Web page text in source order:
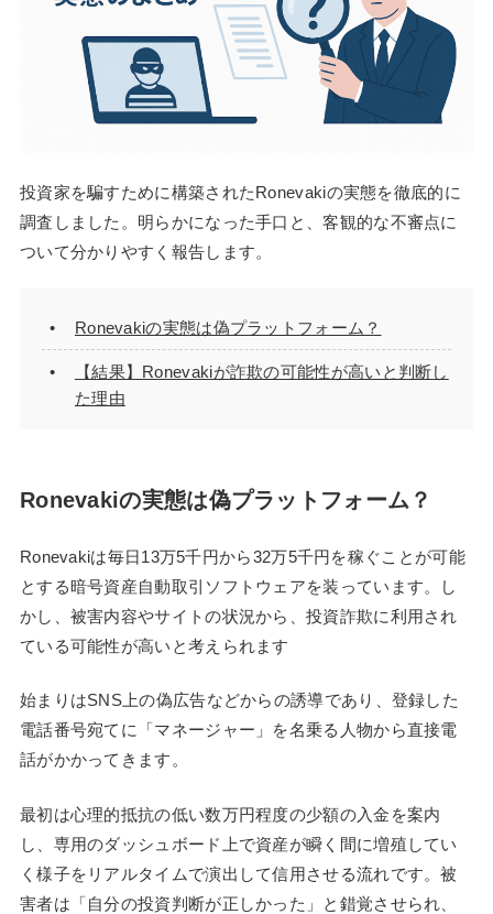
投資家を騙すために構築されたRonevakiの実態を徹底的に
調査しました。明らかになった手口と、客観的な不審点に
ついて分かりやすく報告します。
Ronevakiの実態は偽プラットフォーム？
【結果】Ronevakiが詐欺の可能性が高いと判断し
た理由
Ronevakiの実態は偽プラットフォーム？
Ronevakiは毎日13万5千円から32万5千円を稼ぐことが可能
とする暗号資産自動取引ソフトウェアを装っています。し
かし、被害内容やサイトの状況から、投資詐欺に利用され
ている可能性が高いと考えられます
始まりはSNS上の偽広告などからの誘導であり、登録した
電話番号宛てに「マネージャー」を名乗る人物から直接電
話がかかってきます。
最初は心理的抵抗の低い数万円程度の少額の入金を案内
し、専用のダッシュボード上で資産が瞬く間に増殖してい
く様子をリアルタイムで演出して信用させる流れです。被
害者は「自分の投資判断が正しかった」と錯覚させられ、